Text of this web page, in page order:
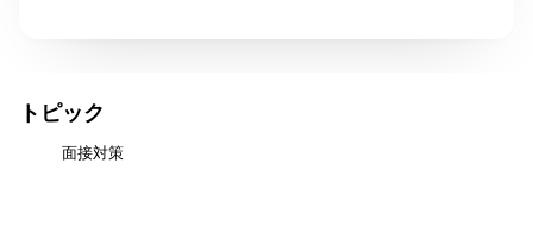
トピック
面接対策